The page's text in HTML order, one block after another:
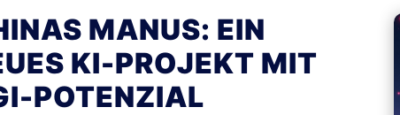
MANUS: EIN
KI-PROJEKT MIT
POTENZIAL